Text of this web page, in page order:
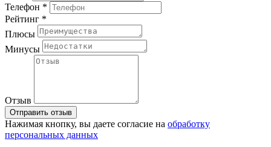
Телефон *
Рейтинг *
Плюсы
Минусы
Отзыв
Отправить отзыв
Нажимая кнопку, вы даете согласие на обработку
персональных данных